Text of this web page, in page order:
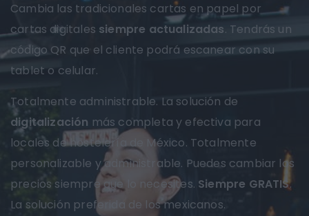
Cambia las tradicionales cartas en papel por
cartas digitales siempre actualizadas. Tendrás un
código QR que el cliente podrá escanear con su
tablet o celular.
Totalmente administrable. La solución de
digitalización más completa y efectiva para
locales de hostelería de México. Totalmente
personalizable y administrable. Puedes cambiar los
precios siempre que lo necesites. Siempre GRATIS.
La solución preferida de los mexicanos.